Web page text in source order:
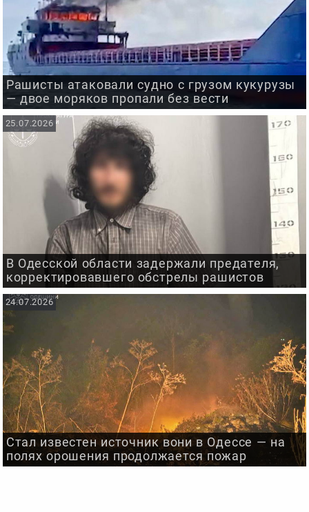
Рашисты атаковали судно с грузом кукурузы
— двое моряков пропали без вести
В Одесской области задержали предателя,
корректировавшего обстрелы рашистов
25.07.2026
Стал известен источник вони в Одессе — на
полях орошения продолжается пожар
24.07.2026